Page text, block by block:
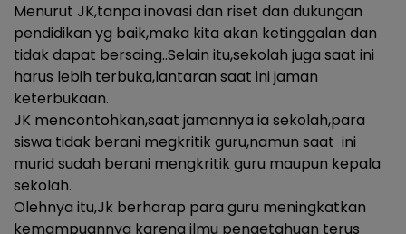
Menurut JK,tanpa inovasi dan riset dan dukungan
pendidikan yg baik,maka kita akan ketinggalan dan
tidak dapat bersaing..Selain itu,sekolah juga saat ini
harus lebih terbuka,lantaran saat ini jaman
keterbukaan.
JK mencontohkan,saat jamannya ia sekolah,para
siswa tidak berani megkritik guru,namun saat ini
murid sudah berani mengkritik guru maupun kepala
sekolah.
Olehnya itu,Jk berharap para guru meningkatkan
kemampuannya karena ilmu pengetahuan terus